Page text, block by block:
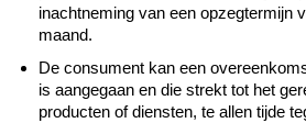
inachtneming van een opzegtermijn
maand.
De consument kan een
is aangegaan en die strekt tot het
producten of diensten, te allen tijde